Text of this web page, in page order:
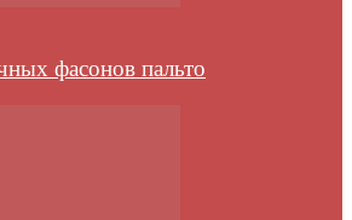
фасонов пальто